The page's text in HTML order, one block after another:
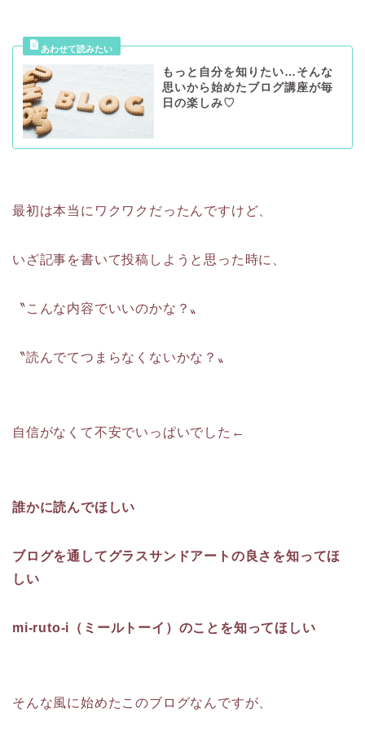
もっと自分を知りたい…そんな
思いから始めたブログ講座が毎
日の楽しみ♡
最初は本当にワクワクだったんですけど、
いざ記事を書いて投稿しようと思った時に、
〝こんな内容でいいのかな？〟
〝読んでてつまらなくないかな？〟
自信がなくて不安でいっぱいでした←
誰かに読んでほしい
ブログを通してグラスサンドアートの良さを知ってほ
しい
mi-ruto-i（ミールトーイ）のことを知ってほしい
そんな風に始めたこのブログなんですが、